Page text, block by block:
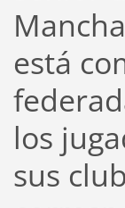
está
los
sus